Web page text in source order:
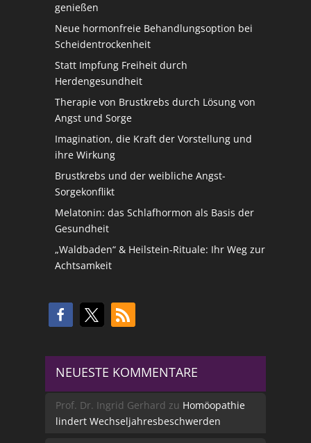
genießen
Neue hormonfreie Behandlungsoption bei
Scheidentrockenheit
Statt Impfung Freiheit durch
Herdengesundheit
Therapie von Brustkrebs durch Lösung von
Angst und Sorge
Imagination, die Kraft der Vorstellung und
ihre Wirkung
Brustkrebs und der weibliche Angst-
Sorgekonflikt
Melatonin: das Schlafhormon als Basis der
Gesundheit
„Waldbaden“ & Heilstein-Rituale: Ihr Weg zur
Achtsamkeit
NEUESTE KOMMENTARE
Prof. Dr. Ingrid Gerhard zu Homöopathie
lindert Wechseljahresbeschwerden